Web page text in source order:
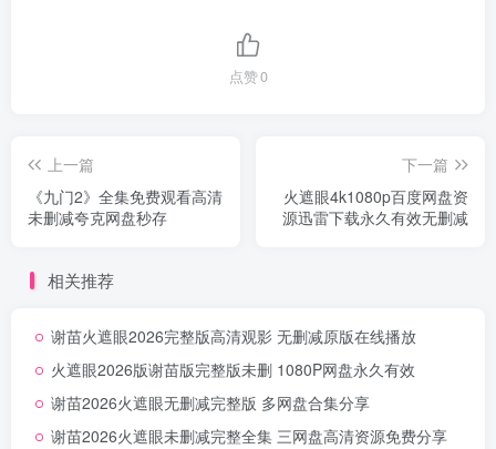
点赞0
上一篇
《九门2》全集免费观看高清
未删减夸克网盘秒存
下一篇
火遮眼4k1080p百度网盘资
源迅雷下载永久有效无删减
相关推荐
谢苗火遮眼2026完整版高清观影 无删减原版在线播放
火遮眼2026版谢苗版完整版未删 1080P网盘永久有效
谢苗2026火遮眼无删减完整版 多网盘合集分享
谢苗2026火遮眼未删减完整全集 三网盘高清资源免费分享